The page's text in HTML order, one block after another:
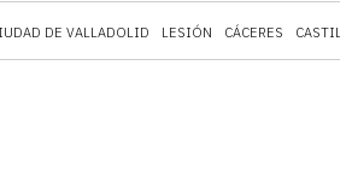
DE VALLADOLID LESIÓN CÁCERES